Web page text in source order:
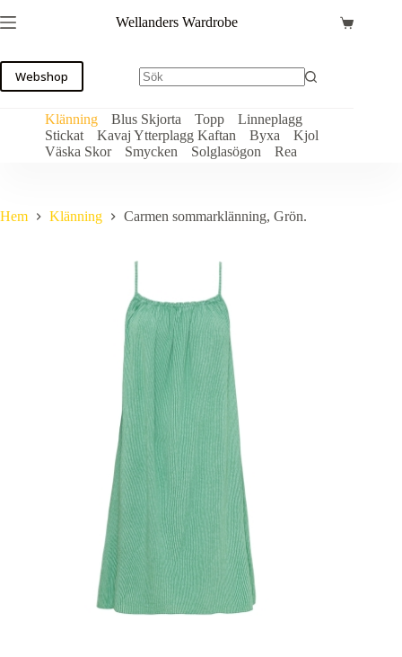
till
Wellanders Wardrobe Varukorg
Webshop
Klänning Blus Skjorta Topp
Linneplagg
Stickat
Kavaj Ytterplagg Kaftan Byxa
Kjol
Väska Skor
Smycken Solglasögon Rea
Hem Klänning Carmen sommarklänning, Grön.